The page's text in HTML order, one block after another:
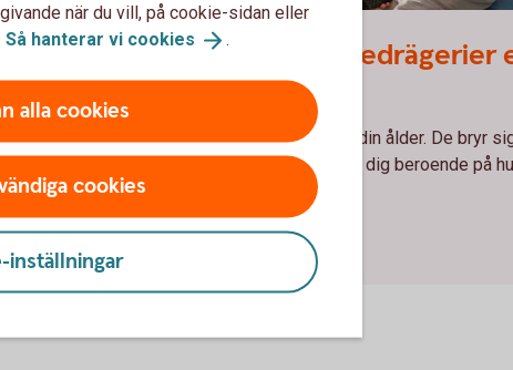
Young adult waiting at the train station
Penningmålvakt, spelbedrägerier
spionprogram?
Bedragarna bryr sig inte om dig. Eller din ålder. De bryr
pengar och använder olika sätt att lura dig beroende på
du är.
när du vill, på cookie-sidan eller
Så hanterar vi cookies .
alla cookies
cookies
inställningar